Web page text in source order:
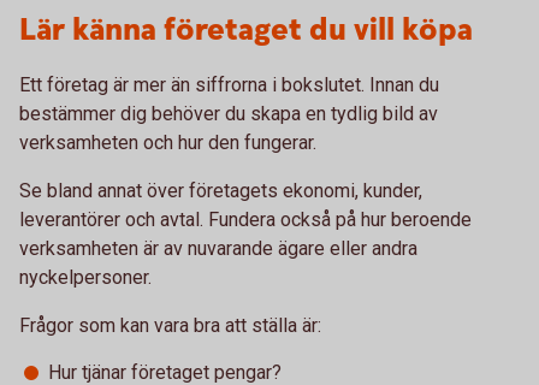
Lär känna företaget du vill köpa
Ett företag är mer än siffrorna i bokslutet. Innan du
bestämmer dig behöver du skapa en tydlig bild av
verksamheten och hur den fungerar.
Se bland annat över företagets ekonomi, kunder,
leverantörer och avtal. Fundera också på hur beroende
verksamheten är av nuvarande ägare eller andra
nyckelpersoner.
Frågor som kan vara bra att ställa är:
Hur tjänar företaget pengar?